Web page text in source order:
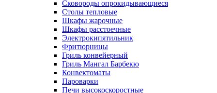
Сковороды опрокидывающиеся
Столы тепловые
Шкафы жарочные
Шкафы расстоечные
Электрокипятильник
Фритюрницы
Гриль конвейерный
Гриль Мангал Барбекю
Конвектоматы
Пароварки
Печи высокоскоростные